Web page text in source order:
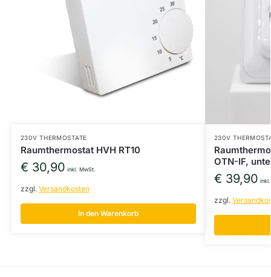
230V THERMOSTATE
Raumthermostat HVH RT10
€ 30,90 inkl. MwSt.
zzgl. Versandkosten
In den Warenkorb
230V
OTN-IF,
€ 39,90
zzgl.